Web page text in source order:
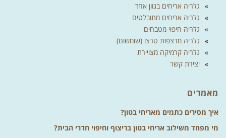
גלריה אריחים בגוון אחד
גלריה אריחים מתובלטים
גלריה חיפוי מטבחים
גלריה מרצפות טרצו (שומשום)
גלריה קרמיקה מצויירת
יצירת קשר
מאמרים
איך מסירים כתמים מאריחי בטון?
מי מפחד משילוב אריחי בטון בריצוף וחיפוי חדרי הבית?